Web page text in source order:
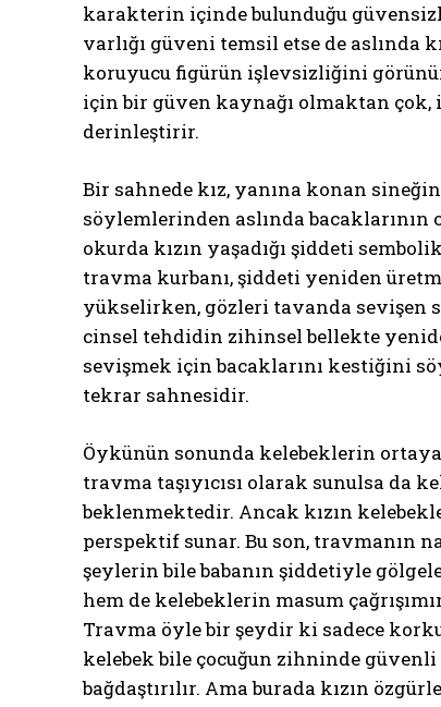
karakterin içinde bulunduğu
varlığı güveni temsil etse de aslında
koruyucu figürün işlevsizliğini
için bir güven kaynağı olmaktan çok,
derinleştirir.
Bir sahnede kız, yanına konan
söylemlerinden aslında bacaklarının
okurda kızın yaşadığı şiddeti
travma kurbanı, şiddeti yeniden
yükselirken, gözleri tavanda sevişen
cinsel tehdidin zihinsel bellekte
sevişmek için bacaklarını kestiğini
tekrar sahnesidir.
Öykünün sonunda kelebeklerin
travma taşıyıcısı olarak sunulsa da
beklenmektedir. Ancak kızın
perspektif sunar. Bu son, travmanın
şeylerin bile babanın şiddetiyle
hem de kelebeklerin masum
Travma öyle bir şeydir ki sadece
kelebek bile çocuğun zihninde
bağdaştırılır. Ama burada kızın